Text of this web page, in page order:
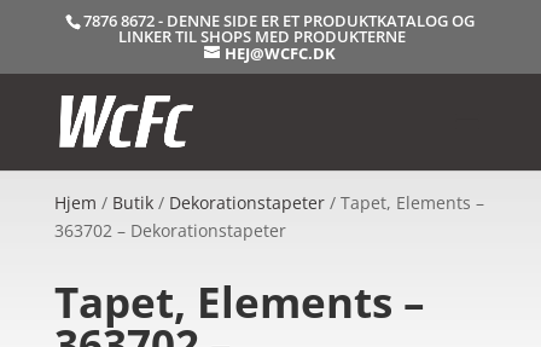
7876 8672 - DENNE SIDE ER ET PRODUKTKATALOG OG
LINKER TIL SHOPS MED PRODUKTERNE
HEJ@WCFC.DK
Hjem / Butik/ Dekorationstapeter/ Tapet, Elements –
363702 – Dekorationstapeter
Tapet, Elements –